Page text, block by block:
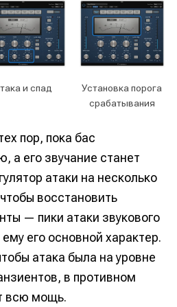
и спад
Установка порога
срабатывания
пор, пока бас
а его звучание станет
атаки на несколько
восстановить
— пики атаки звукового
его основной характер.
атака была на уровне
в противном
всю мощь.